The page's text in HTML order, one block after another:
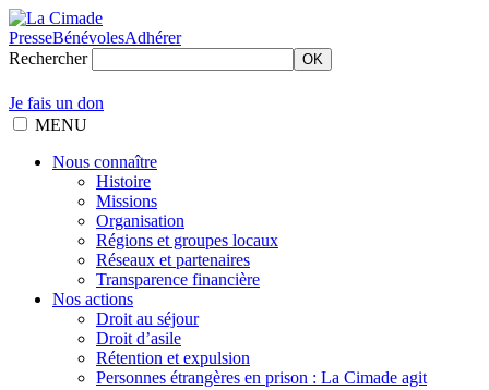
PresseBénévolesAdhérer
Rechercher
OK
Je fais un don
MENU
Nous connaître
Histoire
Missions
Organisation
Régions et groupes locaux
Réseaux et partenaires
Transparence financière
Nos actions
Droit au séjour
Droit d’asile
Rétention et expulsion
Personnes étrangères en prison : La Cimade agit